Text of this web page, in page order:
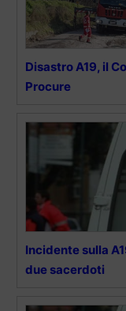
Disastro A19, il
Procure
Incidente sulla
due sacerdoti